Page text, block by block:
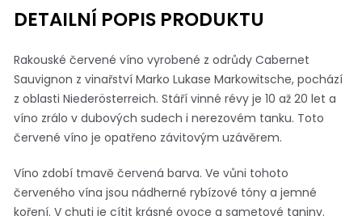
DETAILNÍ POPIS PRODUKTU
Rakouské červené víno vyrobené z odrůdy Cabernet
Sauvignon z vinařství Marko Lukase Markowitsche, pochází
z oblasti Niederösterreich. Stáří vinné révy je 10 až 20 let a
víno zrálo v dubových sudech i nerezovém tanku. Toto
červené víno je opatřeno závitovým uzávěrem.
Víno zdobí tmavě červená barva. Ve vůni tohoto
červeného vína jsou nádherné rybízové tóny a jemné
koření. V chuti je cítit krásné ovoce a sametové taniny.